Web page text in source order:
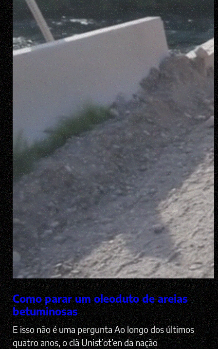
Como parar um oleoduto de areias
betuminosas
E isso não é uma pergunta Ao longo dos últimos
quatro anos, o clã Unist’ot’en da nação